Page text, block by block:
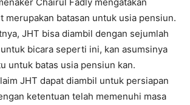
merupakan batasan untuk usia pensiun.
JHT bisa diambil dengan sejumlah
bicara seperti ini, kan asumsinya
untuk batas usia pensiun kan.
JHT dapat diambil untuk persiapan
ketentuan telah memenuhi masa